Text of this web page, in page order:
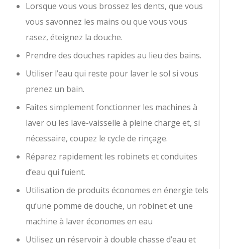
Lorsque vous vous brossez les dents, que vous
vous savonnez les mains ou que vous vous
rasez, éteignez la douche.
Prendre des douches rapides au lieu des bains.
Utiliser l’eau qui reste pour laver le sol si vous
prenez un bain.
Faites simplement fonctionner les machines à
laver ou les lave-vaisselle à pleine charge et, si
nécessaire, coupez le cycle de rinçage.
Réparez rapidement les robinets et conduites
d’eau qui fuient.
Utilisation de produits économes en énergie tels
qu’une pomme de douche, un robinet et une
machine à laver économes en eau
Utilisez un réservoir à double chasse d’eau et